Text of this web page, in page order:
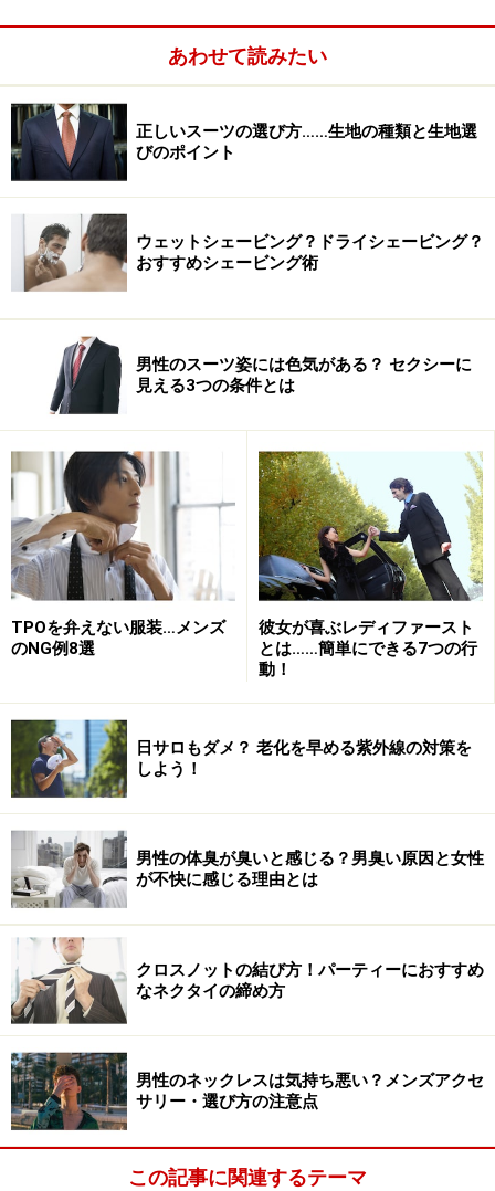
あわせて読みたい
正しいスーツの選び方……生地の種類と生地選
びのポイント
ウェットシェービング？ドライシェービング？
おすすめシェービング術
男性のスーツ姿には色気がある？ セクシーに
見える3つの条件とは
TPOを弁えない服装…メンズ
のNG例8選
彼女が喜ぶレディファースト
とは……簡単にできる7つの行
動！
日サロもダメ？ 老化を早める紫外線の対策を
しよう！
男性の体臭が臭いと感じる？男臭い原因と女性
が不快に感じる理由とは
クロスノットの結び方！パーティーにおすすめ
なネクタイの締め方
男性のネックレスは気持ち悪い？メンズアクセ
サリー・選び方の注意点
この記事に関連するテーマ